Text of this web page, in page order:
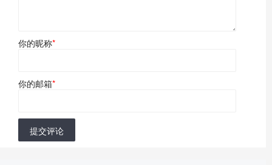
你的昵称*
你的邮箱*
提交评论